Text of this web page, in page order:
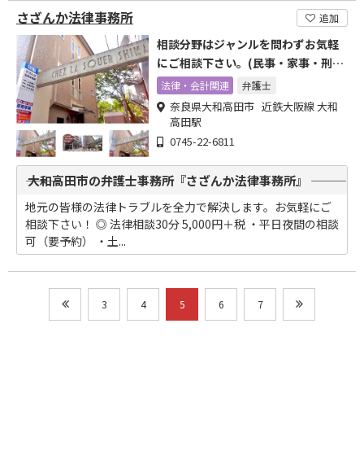
さざんか法律事務所 追加
相談分野はジャンルを問わずお気軽
にご相談下さい。(民事・家事・刑
事・債務問題)
法律・会計関連 弁護士
奈良県大和高田市 近鉄大阪線 大和
高田駅
0745-22-6811
――― 大和高田市の弁護士事務所『さざんか法律事務所』 ―――
地元の皆様の法律トラブルを全力で解決します。お気軽にご
相談下さい！ ◎ 法律相談30分 5,000円＋税 ・平日夜間の相談
可（要予約） ・土...
3 4 5 6 7